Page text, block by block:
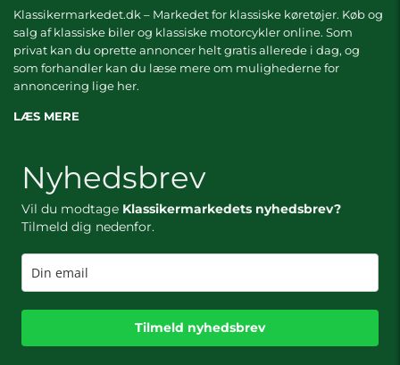
Klassikermarkedet.dk – Markedet for klassiske køretøjer. Køb og
salg af klassiske biler og klassiske motorcykler online. Som
privat kan du oprette annoncer helt gratis allerede i dag, og
som forhandler kan du læse mere om mulighederne for
annoncering lige her.
LÆS MERE
Nyhedsbrev
Vil du modtage Klassikermarkedets nyhedsbrev?
Tilmeld dig nedenfor.
Tilmeld nyhedsbrev